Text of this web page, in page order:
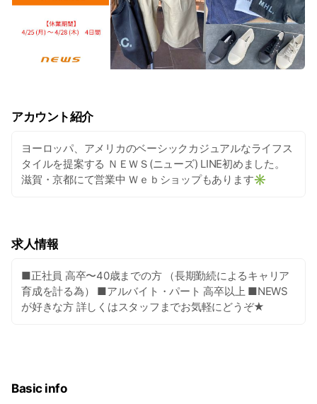
アカウント紹介
ヨーロッパ、アメリカのベーシックカジュアルなライフス
タイルを提案する ＮＥＷＳ(ニューズ) LINE初めました。
滋賀・京都にて営業中 Ｗｅｂショップもあります✳︎
求人情報
■正社員 高卒〜40歳までの方 （長期勤続によるキャリア
育成を計る為） ■アルバイト・パート 高卒以上 ■NEWS
が好きな方 詳しくはスタッフまでお気軽にどうぞ★
Basic info